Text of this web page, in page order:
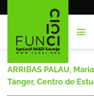
al
ARRIBAS PALAU,
Tánger, Centro de